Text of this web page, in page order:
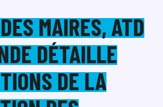
MAIRES, ATD
DÉTAILLE
DE LA